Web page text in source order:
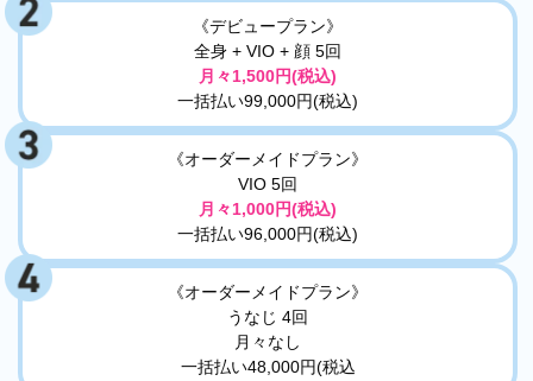
《デビュープラン》
全身 + VIO + 顔 5回
月々1,500円(税込)
一括払い99,000円(税込)
《オーダーメイドプラン》
VIO 5回
月々1,000円(税込)
一括払い96,000円(税込)
《オーダーメイドプラン》
うなじ 4回
月々なし
一括払い48,000円(税込